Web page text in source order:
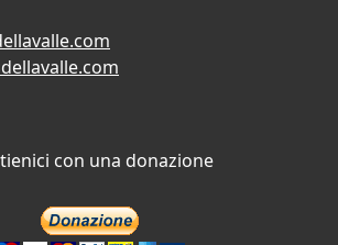
con una donazione